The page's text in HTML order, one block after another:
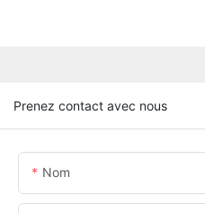
Prenez contact avec nous
Nom